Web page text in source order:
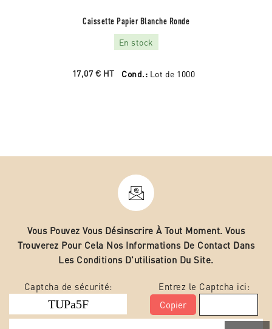
Caissette Papier Blanche Ronde
En stock
17,07 € HT Cond.: Lot de 1000
Vous Pouvez Vous Désinscrire À Tout Moment. Vous
Trouverez Pour Cela Nos Informations De Contact Dans
Les Conditions D'utilisation Du Site.
Captcha de sécurité:
Entrez le Captcha ici:
Copier